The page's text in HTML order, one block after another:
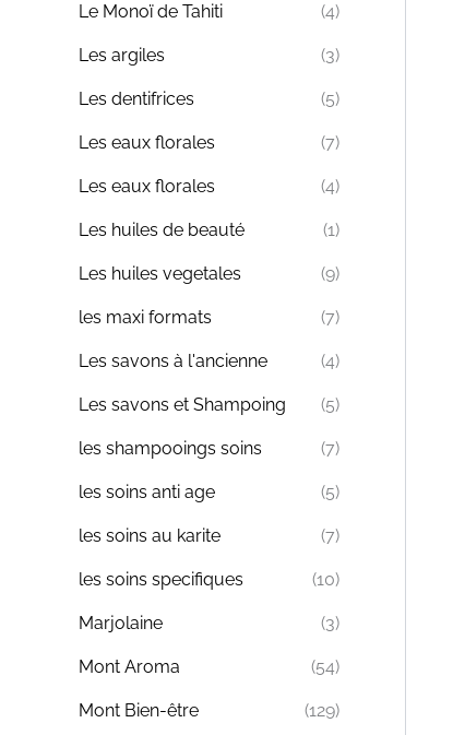
Le Monoï de Tahiti (4)
Les argiles (3)
Les dentifrices (5)
Les eaux florales (7)
Les eaux florales (4)
Les huiles de beauté (1)
Les huiles vegetales (9)
les maxi formats (7)
Les savons à l'ancienne (4)
Les savons et Shampoing (5)
les shampooings soins (7)
les soins anti age (5)
les soins au karite (7)
les soins specifiques (10)
Marjolaine (3)
Mont Aroma (54)
Mont Bien-être (129)